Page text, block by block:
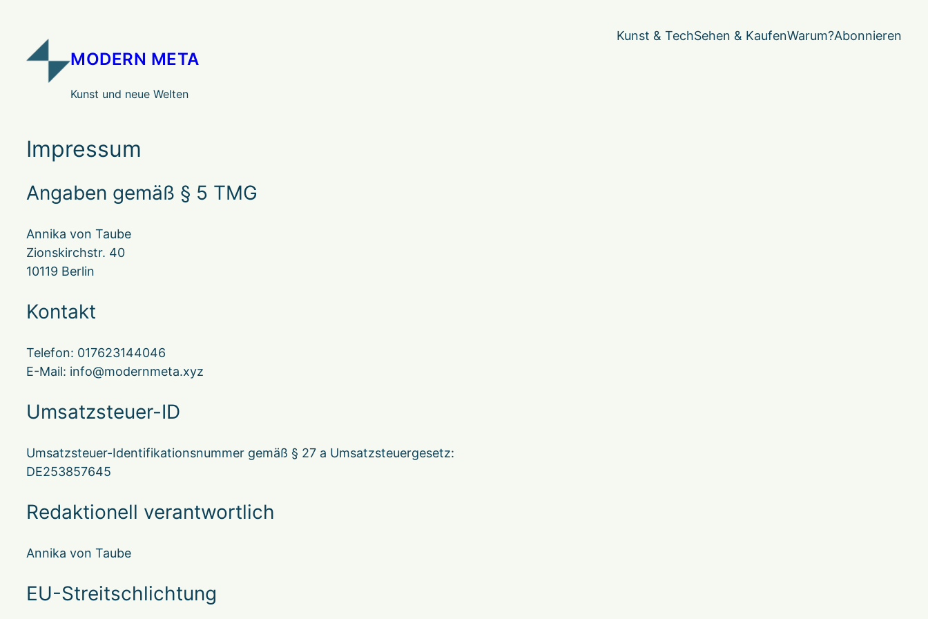
springen
MODERN META
Kunst und neue Welten
Kunst & TechSehen & KaufenWarum?Abonnieren
Impressum
Angaben gemäß § 5 TMG
Annika von Taube
Zionskirchstr. 40
10119 Berlin
Kontakt
Telefon: 017623144046
E-Mail: info@modernmeta.xyz
Umsatzsteuer-ID
Umsatzsteuer-Identifikationsnummer gemäß § 27 a Umsatzsteuergesetz:
DE253857645
Redaktionell verantwortlich
Annika von Taube
EU-Streitschlichtung